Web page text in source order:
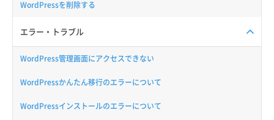
WordPressを削除する
エラー・トラブル
WordPress管理画面にアクセスできない
WordPressかんたん移行のエラーについて
WordPressインストールのエラーについて